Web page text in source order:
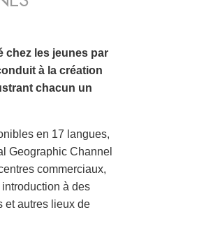
chez les jeunes par
à la création
chacun un
en 17 langues,
Geographic Channel
commerciaux,
à des
et autres lieux de